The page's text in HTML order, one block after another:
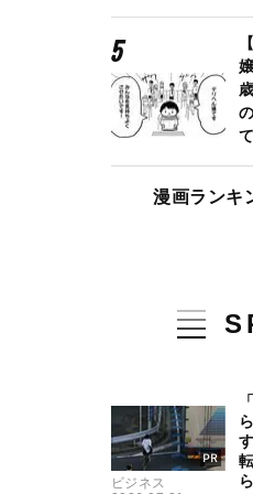
漫画ランキ
ビジネス